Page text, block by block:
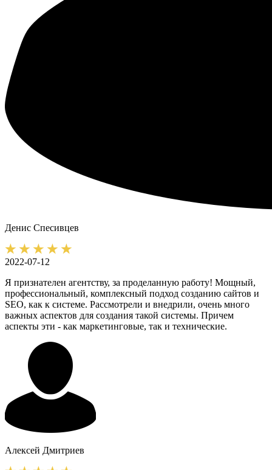
Денис Спесивцев
2022-07-12
Я признателен агентству, за проделанную работу! Мощный,
профессиональный, комплексный подход созданию сайтов и
SEO, как к системе. Рассмотрели и внедрили, очень много
важных аспектов для создания такой системы. Причем
аспекты эти - как маркетинговые, так и технические.
Алексей Дмитриев